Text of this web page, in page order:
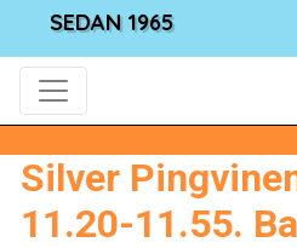
SEDAN 1965
Silver
11.20-11.55.